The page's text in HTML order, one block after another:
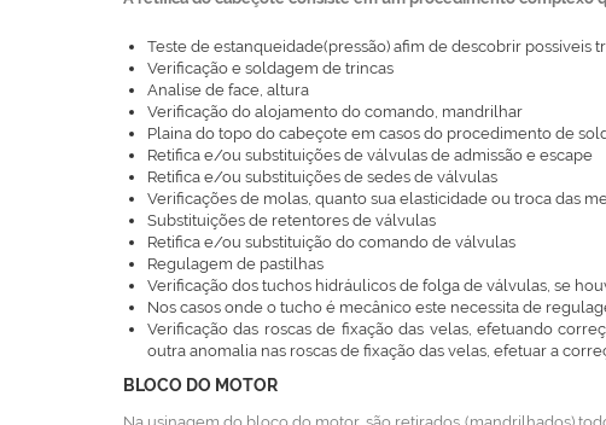
Teste de estanqueidade(pressão) afim de descobrir possíveis
Verificação e soldagem de trincas
Analise de face, altura
Verificação do alojamento do comando, mandrilhar
Plaina do topo do cabeçote em casos do procedimento de
Retifica e/ou substituições de válvulas de admissão e escape
Retifica e/ou substituições de sedes de válvulas
Verificações de molas, quanto sua elasticidade ou troca das
Substituições de retentores de válvulas
Retifica e/ou substituição do comando de válvulas
Regulagem de pastilhas
Verificação dos tuchos hidráulicos de folga de válvulas, se
Nos casos onde o tucho é mecânico este necessita de
Verificação das roscas de fixação das velas, efetuando
outra anomalia nas roscas de fixação das velas, efetuar a
BLOCO DO MOTOR